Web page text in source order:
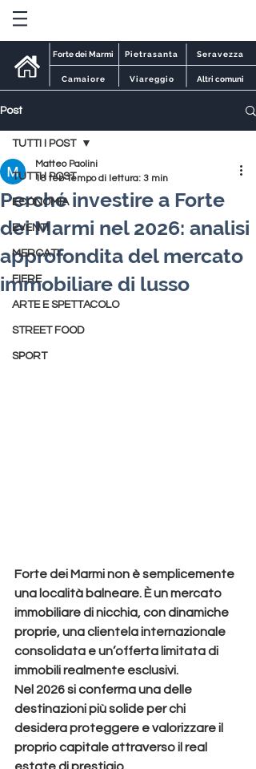
Forte dei Marmi Pietrasanta Seravezza
Camaiore Viareggio Altri comuni
Post
TUTTI I POST
ECONOMIA
EVENTI
MERCATI
FIERE
ARTE E SPETTACOLO
STREET FOOD
SPORT
TUTTI I POST
Perché investire a Forte
dei Marmi nel 2026: analisi
approfondita del mercato
immobiliare di lusso
Matteo Paolini
18 feb Tempo di lettura: 3 min
Forte dei Marmi non è semplicemente
una località balneare. È un mercato
immobiliare di nicchia, con dinamiche
proprie, una clientela internazionale
consolidata e un’offerta limitata di
immobili realmente esclusivi.
Nel 2026 si conferma una delle
destinazioni più solide per chi
desidera proteggere e valorizzare il
proprio capitale attraverso il real